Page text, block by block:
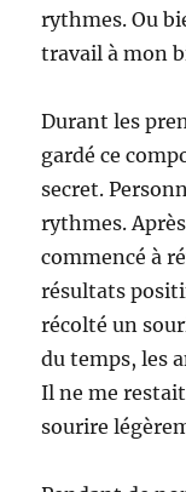
rythmes. Ou
travail à mon
Durant les
gardé ce
secret.
rythmes.
commencé à
résultats
récolté un
du temps, les
Il ne me
sourire